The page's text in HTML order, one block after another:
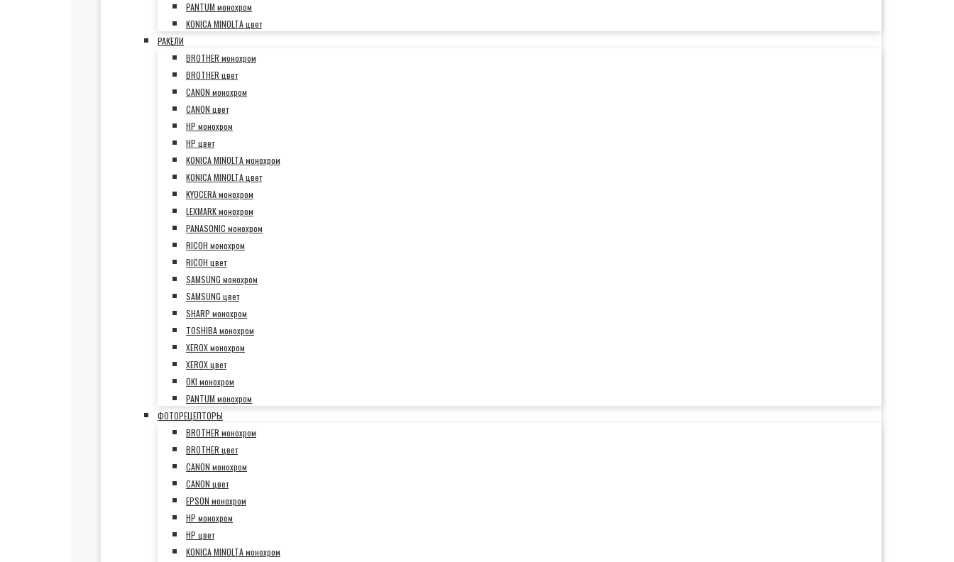
PANTUM монохром
KONICA MINOLTA цвет
РАКЕЛИ
BROTHER монохром
BROTHER цвет
CANON монохром
CANON цвет
HP монохром
HP цвет
KONICA MINOLTA монохром
KONICA MINOLTA цвет
KYOCERA монохром
LEXMARK монохром
PANASONIC монохром
RICOH монохром
RICOH цвет
SAMSUNG монохром
SAMSUNG цвет
SHARP монохром
TOSHIBA монохром
XEROX монохром
XEROX цвет
OKI монохром
PANTUM монохром
ФОТОРЕЦЕПТОРЫ
BROTHER монохром
BROTHER цвет
CANON монохром
CANON цвет
EPSON монохром
HP монохром
HP цвет
KONICA MINOLTA монохром